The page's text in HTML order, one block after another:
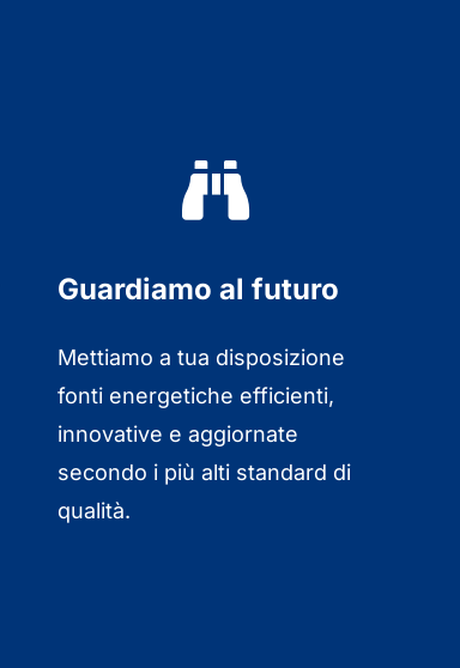
Guardiamo al futuro
Mettiamo a tua disposizione
fonti energetiche efficienti,
innovative e aggiornate
secondo i più alti standard di
qualità.